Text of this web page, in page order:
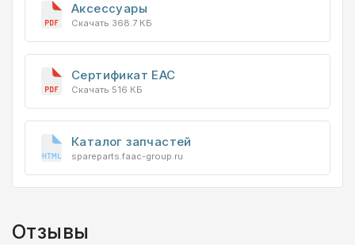
Аксессуары
Скачать 368.7 КБ
Сертификат EAC
Скачать 516 КБ
Каталог запчастей
spareparts.faac-group.ru
Отзывы